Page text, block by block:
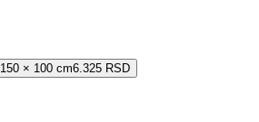
150 × 100 cm6.325 RSD